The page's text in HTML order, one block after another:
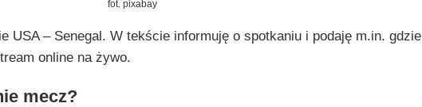
fot. pixabay
USA – Senegal. W tekście informuję o spotkaniu i podaję m.in. gdzie
online na żywo.
mecz?